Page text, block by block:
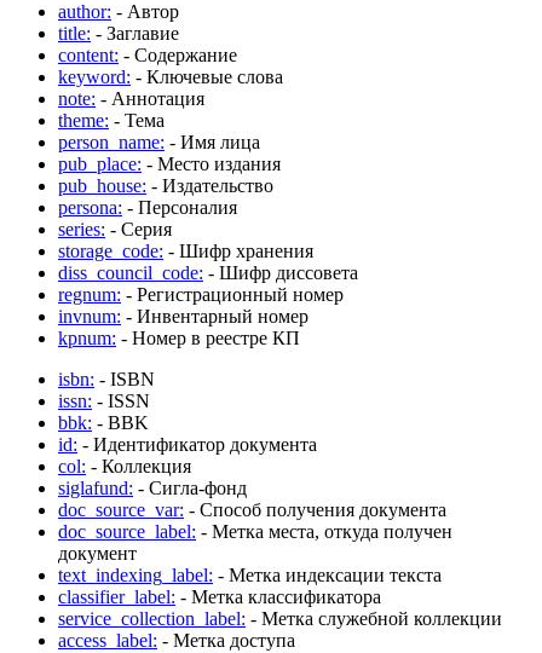
author: - Автор
title: - Заглавие
content: - Содержание
keyword: - Ключевые слова
note: - Аннотация
theme: - Тема
person_name: - Имя лица
pub_place: - Место издания
pub_house: - Издательство
persona: - Персоналия
series: - Серия
storage_code: - Шифр хранения
diss_council_code: - Шифр диссовета
regnum: - Регистрационный номер
invnum: - Инвентарный номер
kpnum: - Номер в реестре КП
isbn: - ISBN
issn: - ISSN
bbk: - BBK
id: - Идентификатор документа
col: - Коллекция
siglafund: - Сигла-фонд
doc_source_var: - Способ получения документа
doc_source_label: - Метка места, откуда получен
документ
text_indexing_label: - Метка индексации текста
classifier_label: - Метка классификатора
service_collection_label: - Метка служебной коллекции
access_label: - Метка доступа